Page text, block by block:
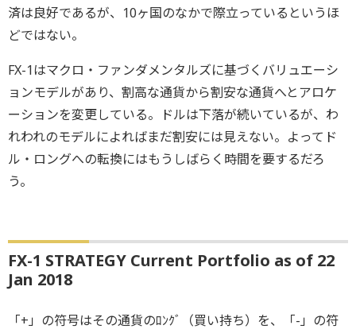
済は良好であるが、10ヶ国のなかで際立っているというほ
どではない。
FX-1はマクロ・ファンダメンタルズに基づくバリュエーシ
ョンモデルがあり、割高な通貨から割安な通貨へとアロケ
ーションを変更している。ドルは下落が続いているが、わ
れわれのモデルによればまだ割安には見えない。よってド
ル・ロングへの転換にはもうしばらく時間を要するだろ
う。
FX-1 STRATEGY Current Portfolio as of 22
Jan 2018
「+」の符号はその通貨のﾛﾝｸﾞ（買い持ち）を、「-」の符